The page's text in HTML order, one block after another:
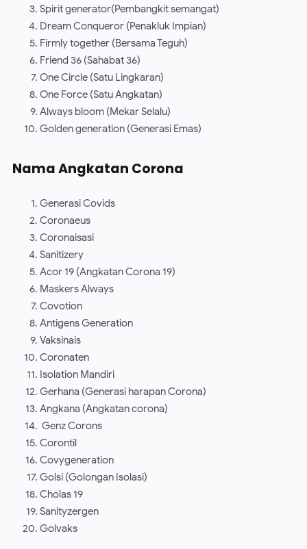
Spirit generator(Pembangkit semangat)
Dream Conqueror (Penakluk Impian)
Firmly together (Bersama Teguh)
Friend 36 (Sahabat 36)
One Circle (Satu Lingkaran)
One Force (Satu Angkatan)
Always bloom (Mekar Selalu)
Golden generation (Generasi Emas)
Nama Angkatan Corona
Generasi Covids
Coronaeus
Coronaisasi
Sanitizery
Acor 19 (Angkatan Corona 19)
Maskers Always
Covotion
Antigens Generation
Vaksinais
Coronaten
Isolation Mandiri
Gerhana (Generasi harapan Corona)
Angkana (Angkatan corona)
Genz Corons
Corontil
Covygeneration
Golsi (Golongan Isolasi)
Cholas 19
Sanityzergen
Golvaks